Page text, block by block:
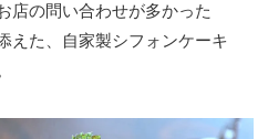
店の問い合わせが多かった
えた、自家製シフォンケーキ